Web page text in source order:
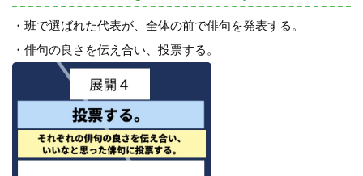
・班で選ばれた代表が、全体の前で俳句を発表する。
・俳句の良さを伝え合い、投票する。